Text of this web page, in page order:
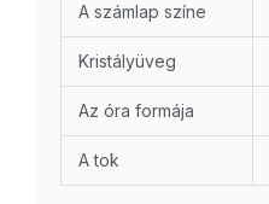
A számlap színe
Kristályüveg
Az óra formája
A tok